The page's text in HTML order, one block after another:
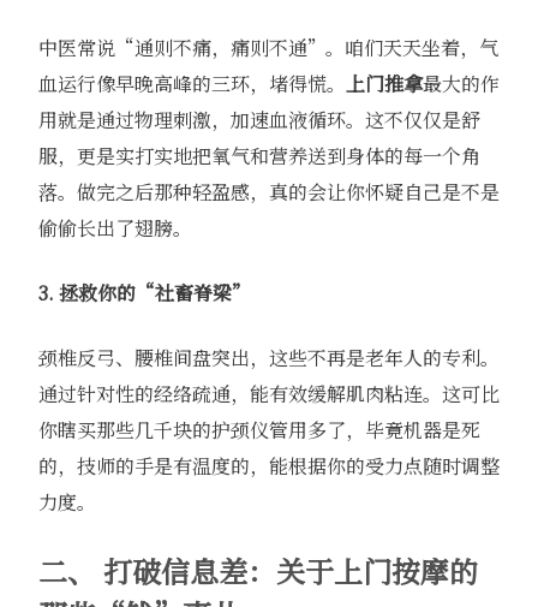
中医常说“通则不痛，痛则不通”。咱们天天坐着，气
血运行像早晚高峰的三环，堵得慌。 上门推拿最大的作
用就是通过物理刺激，加速血液循环。这不仅仅是舒
服，更是实打实地把氧气和营养送到身体的每一个角
落。做完之后那种轻盈感，真的会让你怀疑自己是不是
偷偷长出了翅膀。
3. 拯救你的“社畜脊梁”
颈椎反弓、腰椎间盘突出，这些不再是老年人的专利。
通过针对性的经络疏通，能有效缓解肌肉粘连。这可比
你瞎买那些几千块的护颈仪管用多了，毕竟机器是死
的，技师的手是有温度的，能根据你的受力点随时调整
力度。
二、 打破信息差：关于上门按摩的